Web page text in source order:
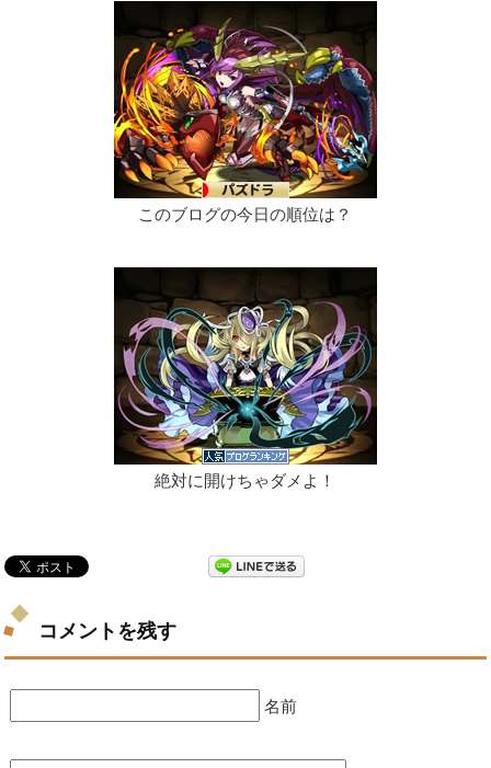
このブログの今日の順位は？
絶対に開けちゃダメよ！
コメントを残す
名前